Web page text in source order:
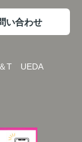
い合わせ
＆T UEDA